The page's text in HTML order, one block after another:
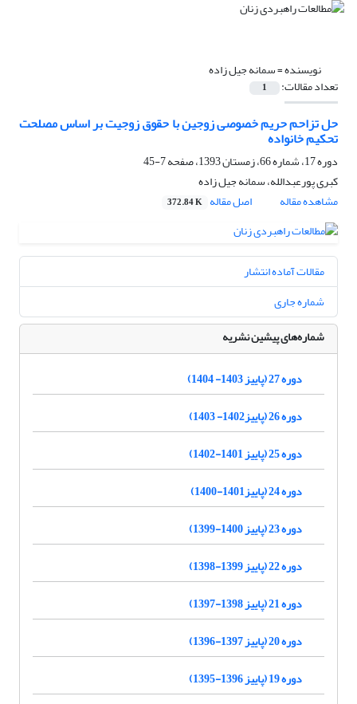
نویسنده =سمانه جیل زاده
تعداد مقالات: 1
حل تزاحم حریم خصوصی زوجین با حقوق زوجیت بر اساس مصلحت
تحکیم خانواده
دوره 17، شماره 66، زمستان 1393، صفحه
7-45
کبری پورعبدالله، سمانه جیل زاده
مشاهده مقاله
اصل مقاله 372.84 K
مقالات آماده انتشار
شماره جاری
شماره‌های پیشین نشریه
دوره 27 (پاییز 1403- 1404)
دوره 26 (پاییز1402- 1403)
دوره 25 (پاییز 1401-1402)
دوره 24 (پاییز1401-1400)
دوره 23 (پاییز 1400-1399)
دوره 22 (پاییز 1399-1398)
دوره 21 (پاییز 1398-1397)
دوره 20 (پاییز 1397-1396)
دوره 19 (پاییز 1396-1395)